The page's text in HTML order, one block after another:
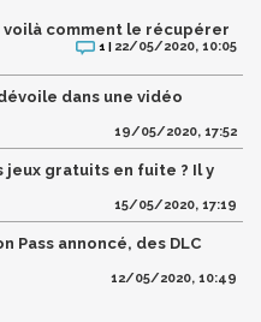
comment le récupérer
1 | 22/05/2020, 10:05
dans une vidéo
19/05/2020, 17:52
jeux gratuits en fuite ? Il y
15/05/2020, 17:19
Pass annoncé, des DLC
12/05/2020, 10:49